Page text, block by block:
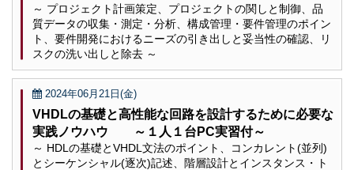
～ プロジェクト計画策定、プロジェクトの関しと制御、品
質データの収集・測定・分析、構成管理・要件管理のポイン
ト、要件開発におけるニーズの引き出しと妥当性の確認、リ
スクの洗い出しと除去 ～
2024年06月21日(金)
VHDLの基礎と高性能な回路を設計するために必要な
実践ノウハウ ～１人１台PC実習付～
～ HDLの基礎とVHDL文法のポイント、コンカレント(並列)
とシーケンシャル(逐次)記述、階層設計とインスタンス・ト